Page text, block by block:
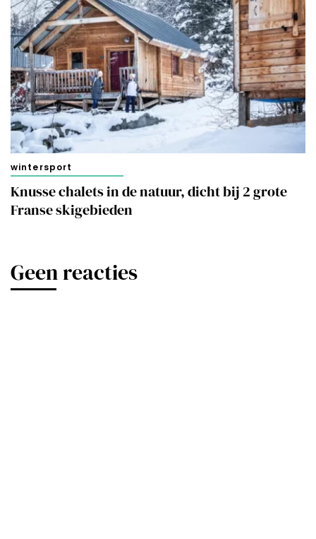
wintersport
Knusse chalets in de natuur, dicht bij 2 grote
Franse skigebieden
Geen reacties